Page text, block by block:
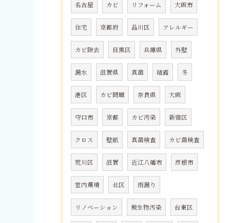
名古屋 カビ リフォーム 大阪市
住宅 京都府 品川区 アレルギー
カビ除去 目黒区 兵庫県 外壁
漏水 滋賀県 真菌 結露 冬
港区 カビ問題 奈良県 大阪
守口市 京都 カビ汚染 新宿区
クロス 壁紙 真菌検査 カビ菌検査
荒川区 滋賀 近江八幡市 彦根市
室内環境 北区 雨漏り
リノベーション 微生物汚染 台東区